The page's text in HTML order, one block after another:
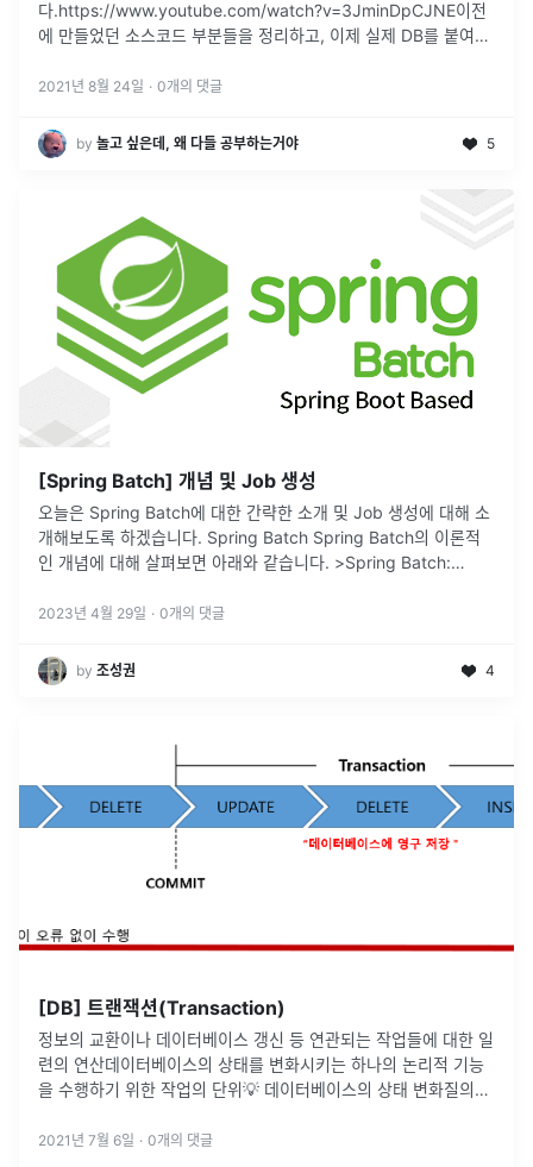
다.https://www.youtube.com/watch?v=3JminDpCJNE이전
에 만들었던 소스코드 부분들을 정리하고, 이제 실제 DB를 붙여보
2021년 8월 24일 · 0개의 댓글
by 놀고 싶은데, 왜 다들 공부하는거야 5
[Spring Batch] 개념 및 Job 생성
오늘은 Spring Batch에 대한 간략한 소개 및 Job 생성에 대해 소
개해보도록 하겠습니다. Spring Batch Spring Batch의 이론적
인 개념에 대해 살펴보면 아래와 같습니다. >Spring Batch:
2023년 4월 29일 · 0개의 댓글
by 조성권 4
[DB] 트랜잭션(Transaction)
정보의 교환이나 데이터베이스 갱신 등 연관되는 작업들에 대한 일
련의 연산데이터베이스의 상태를 변화시키는 하나의 논리적 기능
을 수행하기 위한 작업의 단위💡 데이터베이스의 상태 변화질의어
INSERT, D...
2021년 7월 6일 · 0개의 댓글